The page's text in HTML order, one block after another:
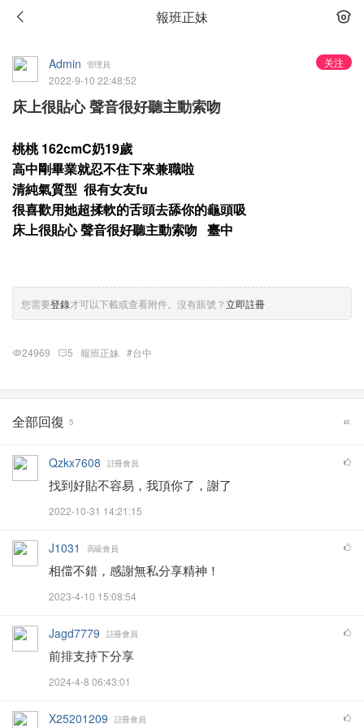
報班正妹
关注
Admin 管理員
2022-9-10 22:48:52
床上很貼心 聲音很好聽主動索吻
桃桃 162cmC奶19歲
高中剛畢業就忍不住下來兼職啦
清純氣質型 很有女友fu
很喜歡用她超揉軟的舌頭去舔你的龜頭吸
床上很貼心 聲音很好聽主動索吻 臺中
您需要登錄才可以下載或查看附件。沒有賬號？立即註冊
24969 5 報班正妹 #台中
全部回復 5
Qzkx7608 註冊會員
找到好貼不容易，我頂你了，謝了
2022-10-31 14:21:15
J1031 高級會員
相儅不錯，感謝無私分享精神！
2023-4-10 15:08:54
Jagd7779 註冊會員
前排支持下分享
2024-4-8 06:43:01
X25201209 註冊會員